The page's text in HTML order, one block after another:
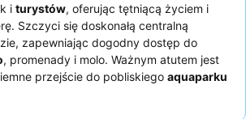
i turystów, oferując tętniącą życiem i
Szczyci się doskonałą centralną
zapewniając dogodny dostęp do
, promenady i molo. Ważnym atutem jest
przejście do pobliskiego aquaparku
chwalą przyjazny i